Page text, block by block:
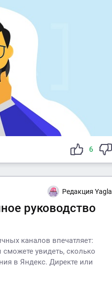
6
Редакция Yagla
руководство
каналов впечатляет:
увидеть, сколько
в Яндекс. Директе или